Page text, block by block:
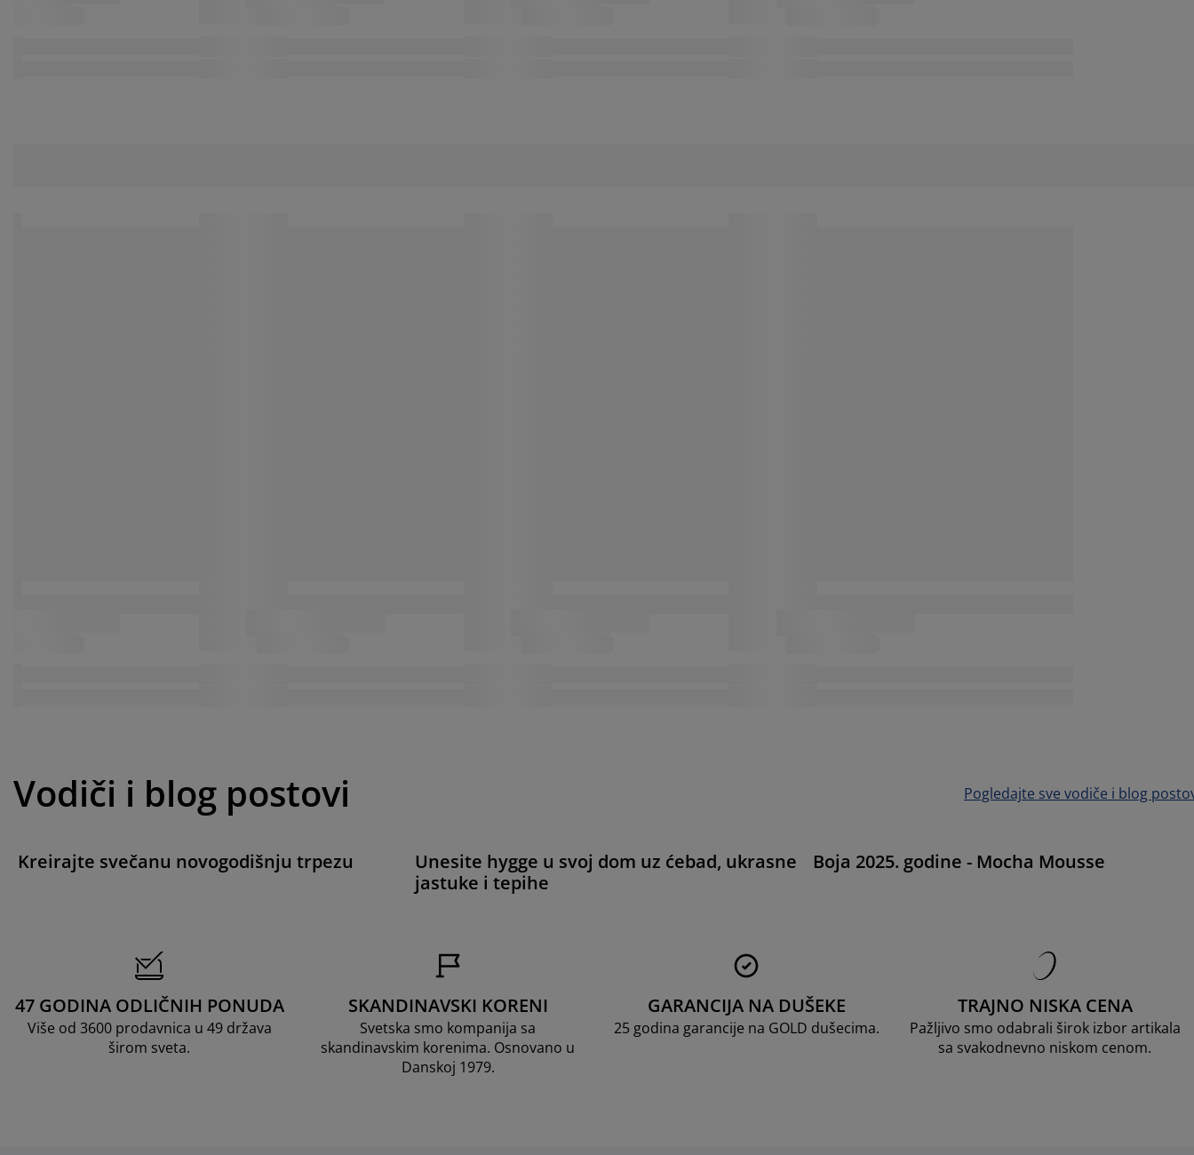
Vodiči i blog postovi Pogledajte sve vodiče i blog
Kreirajte svečanu novogodišnju trpezu
Unesite hygge u svoj dom uz ćebad, ukrasne
jastuke i tepihe
Boja 2025. godine - Mocha Mousse
47 GODINA ODLIČNIH PONUDA
Više od 3600 prodavnica u 49 država
širom sveta.
SKANDINAVSKI KORENI
Svetska smo kompanija sa
skandinavskim korenima. Osnovano u
Danskoj 1979.
GARANCIJA NA DUŠEKE
25 godina garancije na GOLD dušecima.
TRAJNO NISKA CENA
Pažljivo smo odabrali širok izbor artikala
sa svakodnevno niskom cenom.